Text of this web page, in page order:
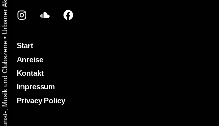
•
Start
Anreise
Kontakt
Impressum
Privacy Policy